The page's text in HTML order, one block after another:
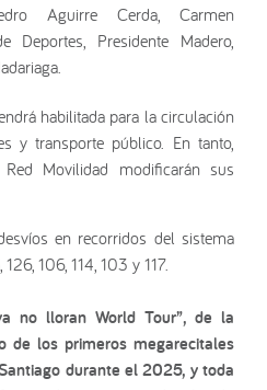
Aguirre Cerda, Carmen
Deportes, Presidente Madero,
habilitada para la circulación
y transporte público. En tanto,
Movilidad modificarán sus
en recorridos del sistema
106, 114, 103 y 117.
no lloran World Tour”, de la
de los primeros megarecitales
durante el 2025, y toda